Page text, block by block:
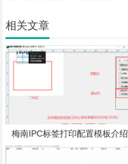
相关文章
梅南IPC标签打印配置模板介绍